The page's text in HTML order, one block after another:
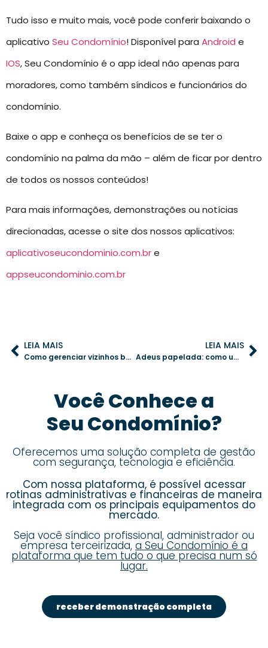
Tudo isso e muito mais, você pode conferir baixando o
aplicativo Seu Condomínio! Disponível para Android e
IOS, Seu Condomínio é o app ideal não apenas para
moradores, como também síndicos e funcionários do
condomínio.
Baixe o app e conheça os benefícios de se ter o
condomínio na palma da mão – além de ficar por dentro
de todos os nossos conteúdos!
Para mais informações, demonstrações ou notícias
direcionadas, acesse o site dos nossos aplicativos:
aplicativoseucondominio.com.bre
appseucondominio.com.br
LEIA MAIS
Como gerenciar vizinhos barulhentos e manter a paz no condomínio
LEIA MAIS
Adeus papelada: como um aplicativo pode organizar toda a gestão do condomínio
Você Conhece a
Seu Condomínio?
Oferecemos uma solução completa de gestão
com segurança, tecnologia e eficiência.
Com nossa plataforma, é possível acessar
rotinas administrativas e financeiras de maneira
integrada com os principais equipamentos do
mercado.
Seja você síndico profissional, administrador ou
empresa terceirizada, a Seu Condomínio é a
plataforma que tem tudo o que precisa num só
lugar.
receber demonstração completa